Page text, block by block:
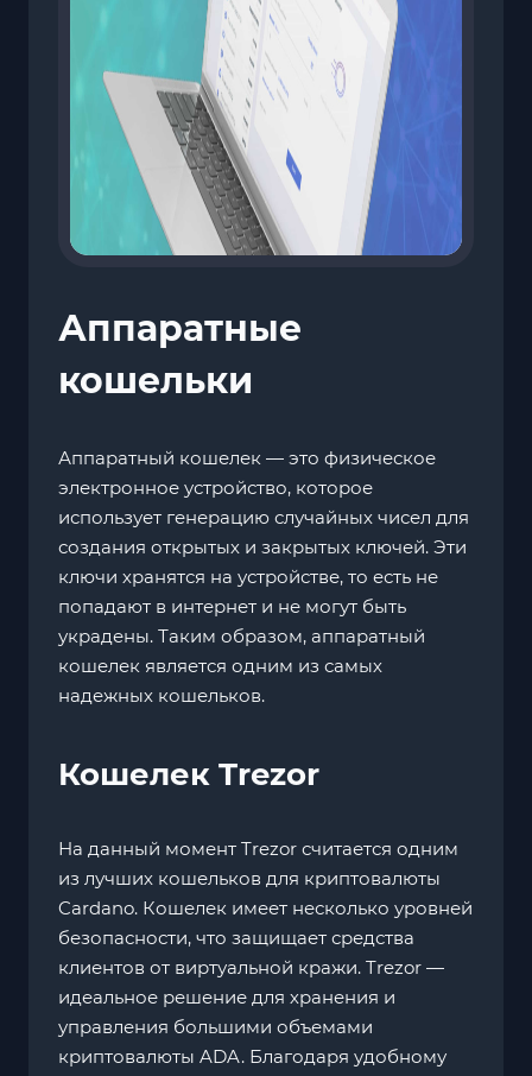
Аппаратные
кошельки
Аппаратный кошелек — это физическое
электронное устройство, которое
использует генерацию случайных чисел для
создания открытых и закрытых ключей. Эти
ключи хранятся на устройстве, то есть не
попадают в интернет и не могут быть
украдены. Таким образом, аппаратный
кошелек является одним из самых
надежных кошельков.
Кошелек Trezor
На данный момент Trezor считается одним
из лучших кошельков для криптовалюты
Cardano. Кошелек имеет несколько уровней
безопасности, что защищает средства
клиентов от виртуальной кражи. Trezor —
идеальное решение для хранения и
управления большими объемами
криптовалюты ADA. Благодаря удобному